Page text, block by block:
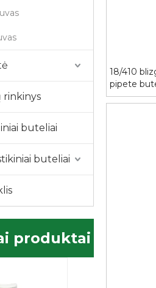
rinkinys
buteliai
buteliai
produktai
18/410
pipete